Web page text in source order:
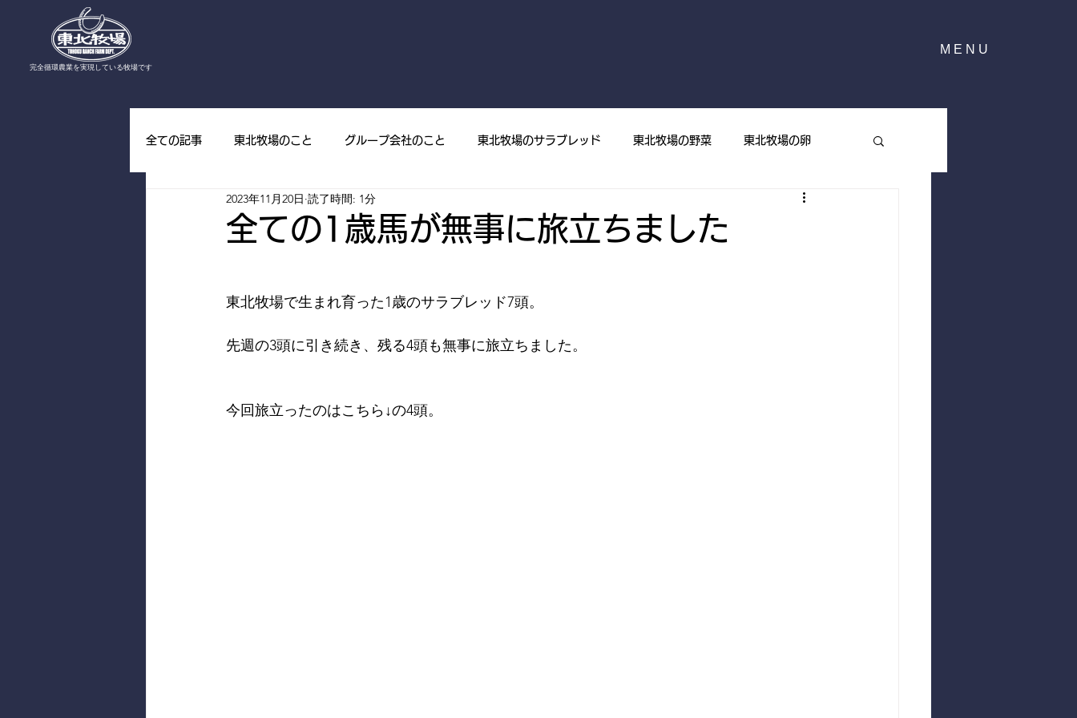
​完全循環農業を実現している牧場です
MENU
全ての記事 東北牧場のこと グループ会社のこと 東北牧場のサラブレッド 東北牧場の野菜 東北牧場の卵
東北牧場の野草 東北牧場の山菜 東北牧場のハーブ
全ての1歳馬が無事に旅立ちました
2023年11月20日 読了時間: 1分
東北牧場で生まれ育った1歳のサラブレッド7頭。
先週の3頭に引き続き、残る4頭も無事に旅立ちました。
今回旅立ったのはこちら↓の4頭。